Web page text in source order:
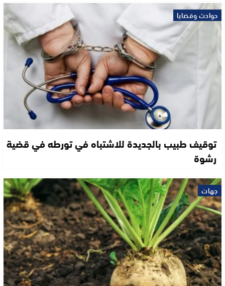
حوادث وقضايا
توقيف طبيب بالجديدة للاشتباه في تورطه في قضية
رشوة
جهات